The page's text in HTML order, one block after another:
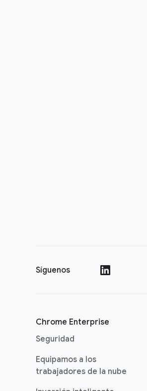
Síguenos
Chrome Enterprise
Seguridad
Equipamos a los
trabajadores de la nube